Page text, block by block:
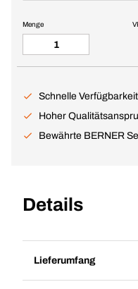
Menge
Schnelle Verfügbarkeit
Hoher
Bewährte BERNER
Details
Lieferumfang